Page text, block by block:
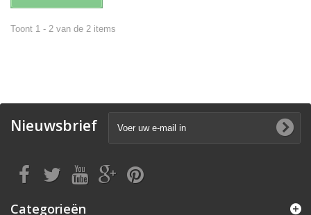
Toont 1 - 2 van de 2 items
Nieuwsbrief
Categorieën